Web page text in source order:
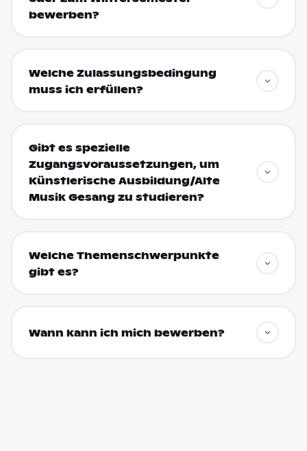
bewerben?
Welche Zulassungsbedingung
muss ich erfüllen?
Gibt es spezielle
Zugangsvoraussetzungen, um
Künstlerische Ausbildung/Alte
Musik Gesang zu studieren?
Welche Themenschwerpunkte
gibt es?
Wann kann ich mich bewerben?